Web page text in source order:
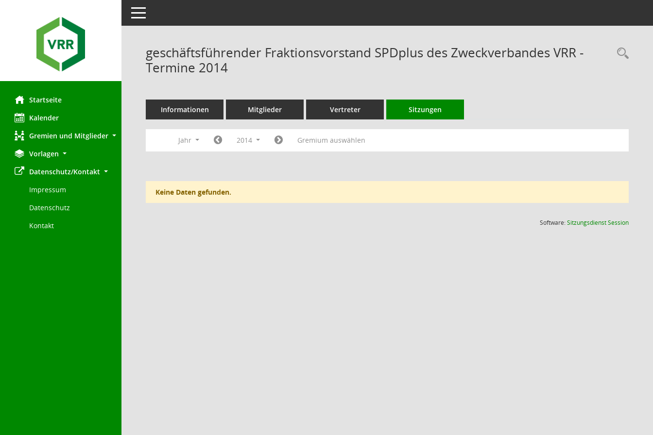
Startseite
Kalender
Gremien und Mitglieder
Vorlagen
Datenschutz/Kontakt
Impressum
Datenschutz
Kontakt
Toggle navigation
geschäftsführender Fraktionsvorstand SPDplus des Zweckverbandes VRR -
Termine 2014
Informationen Mitglieder Vertreter Sitzungen
Jahr 2014 Gremium auswählen
Keine Daten gefunden.
Software:SitzungsdienstSession(Wird in